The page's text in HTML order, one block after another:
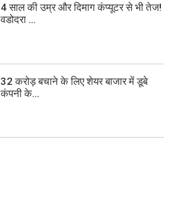
4 साल की उम्र और दिमाग कंप्यूटर से भी तेज!
वडोदरा ...
32 करोड़ बचाने के लिए शेयर बाजार में डूबे
कंपनी के...